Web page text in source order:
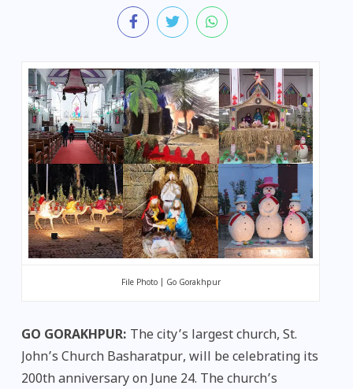
File Photo | Go Gorakhpur
GO GORAKHPUR: The city’s largest church, St.
John’s Church Basharatpur, will be celebrating its
200th anniversary on June 24. The church’s